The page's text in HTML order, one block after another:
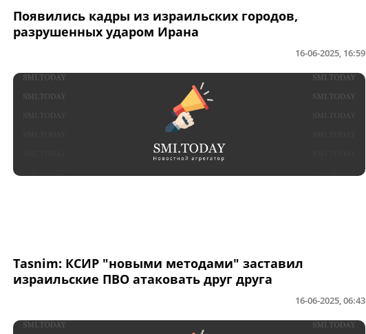
Появились кадры из израильских городов,
разрушенных ударом Ирана
16-06-2025, 16:59
Tasnim: КСИР "новыми методами" заставил
израильские ПВО атаковать друг друга
16-06-2025, 06:43